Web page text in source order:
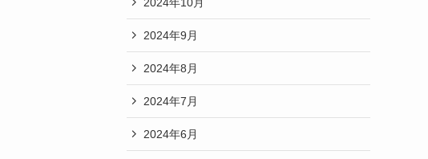
2024年9月
2024年8月
2024年7月
2024年6月